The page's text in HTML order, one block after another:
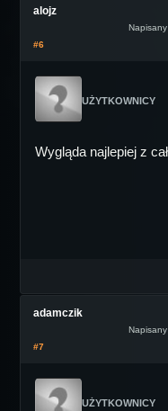
alojz
#6
UŻYTKOWNICY
Wygląda najlepiej z
adamczik
#7
UŻYTKOWNICY